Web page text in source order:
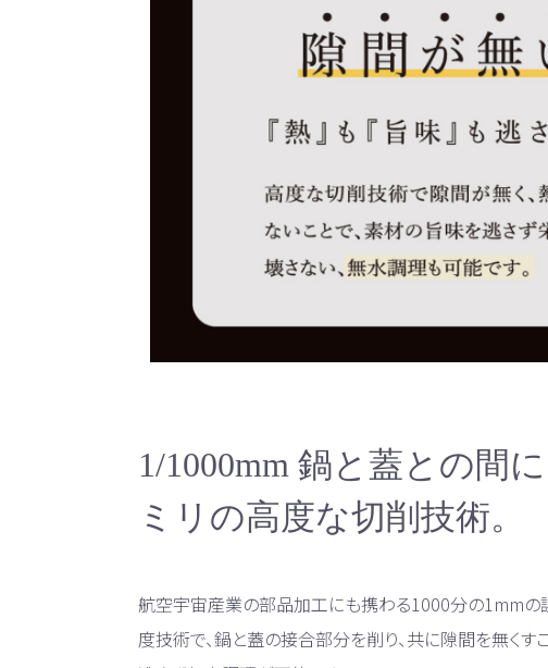
1/1000mm 鍋と蓋との間
ミリの高度な切削技術。
航空宇宙産業の部品加工にも携わる1000分の1mmの
度技術で、鍋と蓋の接合部分を削り、共に隙間を無く